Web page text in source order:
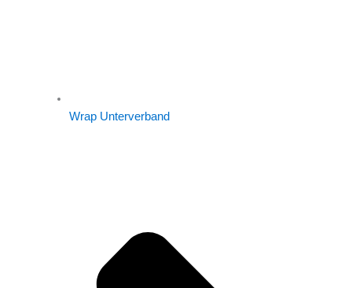
Wrap Unterverband